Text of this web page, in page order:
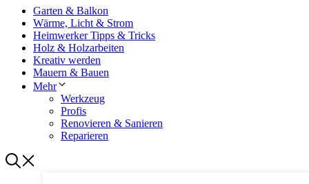
Garten & Balkon
Wärme, Licht & Strom
Heimwerker Tipps & Tricks
Holz & Holzarbeiten
Kreativ werden
Mauern & Bauen
Mehr
Werkzeug
Profis
Renovieren & Sanieren
Reparieren